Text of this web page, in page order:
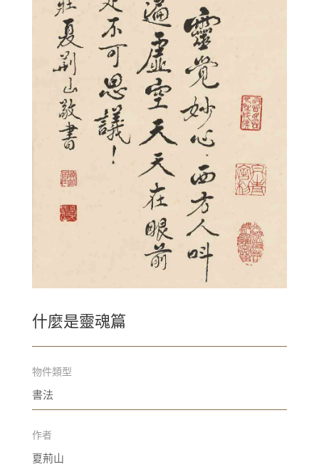
什麼是靈魂篇
物件類型
書法
作者
夏荊山